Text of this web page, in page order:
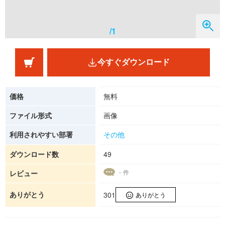
/1
今すぐダウンロード
価格
無料
ファイル形式
画像
利用されやすい部署
その他
ダウンロード数
49
レビュー
- 件
ありがとう 301 ありがとう